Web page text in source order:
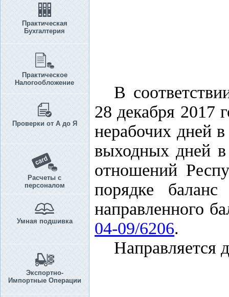
Практическая
Бухгалтерия
Практическое
Налогообложение
Проверки от А до Я
Расчеты с
персоналом
Умная подшивка
Экспортно-
Импортные Операции
В
28 декабря 2017
нерабочих дней
выходных дней в
отношений
порядке
направленного
04-09/6206.
Направляется